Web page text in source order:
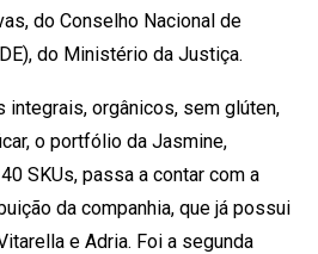
do Conselho Nacional de
do Ministério da Justiça.
integrais, orgânicos, sem glúten,
o portfólio da Jasmine,
SKUs, passa a contar com a
da companhia, que já possui
e Adria. Foi a segunda